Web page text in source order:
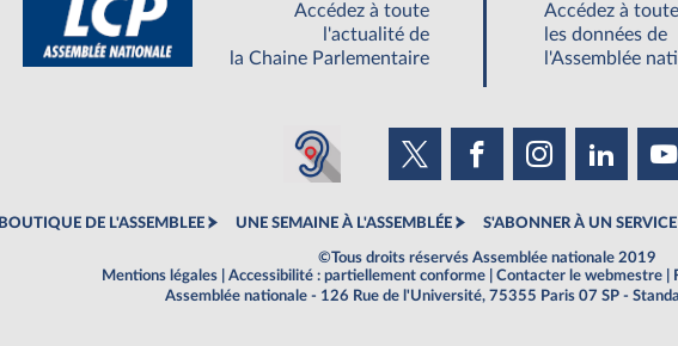
Accédez à toute
l'actualité de
la Chaine Parlementaire
Accédez à
les données de
l'Assemblée
BOUTIQUE DE L'ASSEMBLEE UNE SEMAINE À L'ASSEMBLÉE S'ABONNER À UN SERVICE
©Tous droits réservés Assemblée nationale 2019
Mentions légales
Accessibilité : partiellement conforme Contacter le webmestre
Assemblée nationale - 126 Rue de l'Université, 75355 Paris 07 SP -